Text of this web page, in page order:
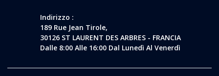
Indirizzo :
189 Rue Jean Tirole,
30126 ST LAURENT DES ARBRES - FRANCIA
Dalle 8:00 Alle 16:00 Dal Lunedì Al Venerdì